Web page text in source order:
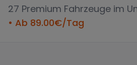
27 Premium Fahrzeuge im
• Ab 89.00€/Tag